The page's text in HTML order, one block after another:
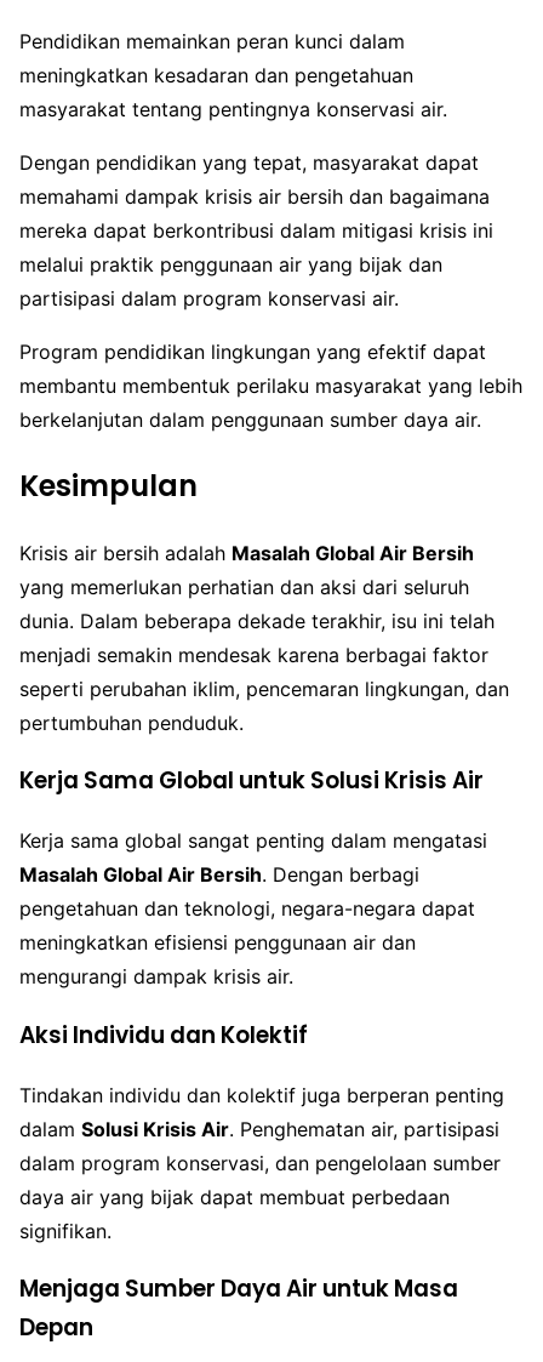
Pendidikan memainkan peran kunci dalam
meningkatkan kesadaran dan pengetahuan
masyarakat tentang pentingnya konservasi air.
Dengan pendidikan yang tepat, masyarakat dapat
memahami dampak krisis air bersih dan bagaimana
mereka dapat berkontribusi dalam mitigasi krisis ini
melalui praktik penggunaan air yang bijak dan
partisipasi dalam program konservasi air.
Program pendidikan lingkungan yang efektif dapat
membantu membentuk perilaku masyarakat yang lebih
berkelanjutan dalam penggunaan sumber daya air.
Kesimpulan
Krisis air bersih adalah Masalah Global Air Bersih
yang memerlukan perhatian dan aksi dari seluruh
dunia. Dalam beberapa dekade terakhir, isu ini telah
menjadi semakin mendesak karena berbagai faktor
seperti perubahan iklim, pencemaran lingkungan, dan
pertumbuhan penduduk.
Kerja Sama Global untuk Solusi Krisis Air
Kerja sama global sangat penting dalam mengatasi
Masalah Global Air Bersih. Dengan berbagi
pengetahuan dan teknologi, negara-negara dapat
meningkatkan efisiensi penggunaan air dan
mengurangi dampak krisis air.
Aksi Individu dan Kolektif
Tindakan individu dan kolektif juga berperan penting
dalam Solusi Krisis Air. Penghematan air, partisipasi
dalam program konservasi, dan pengelolaan sumber
daya air yang bijak dapat membuat perbedaan
signifikan.
Menjaga Sumber Daya Air untuk Masa
Depan